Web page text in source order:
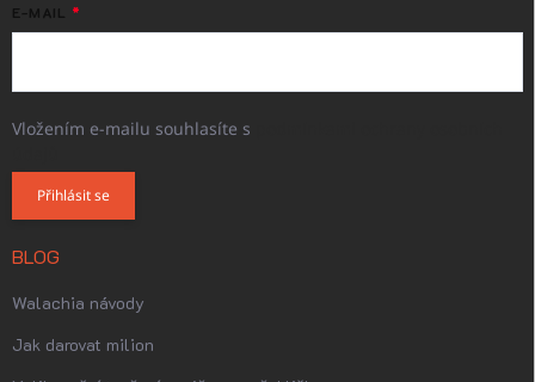
E-MAIL
Vložením e-mailu souhlasíte s
Přihlásit se
BLOG
Walachia návody
Jak darovat milion